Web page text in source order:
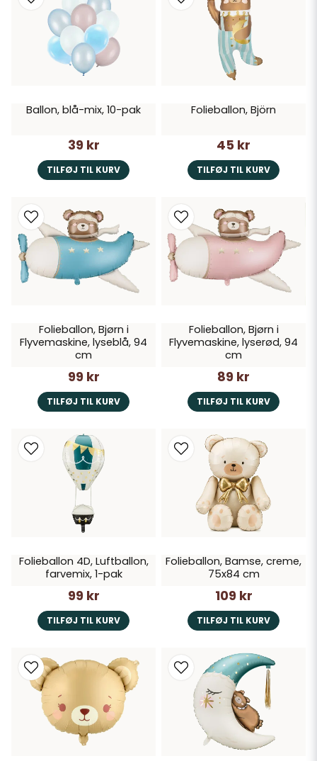
Ballon, blå-mix, 10-pak
39 kr
TILFØJ TIL KURV
Folieballon, Björn
45 kr
TILFØJ TIL KURV
Folieballon, Bjørn i
Flyvemaskine, lyseblå, 94
cm
99 kr
TILFØJ TIL KURV
Folieballon, Bjørn i
Flyvemaskine, lyserød, 94
cm
89 kr
TILFØJ TIL KURV
Folieballon 4D, Luftballon,
farvemix, 1-pak
99 kr
TILFØJ TIL KURV
Folieballon, Bamse, creme,
75x84 cm
109 kr
TILFØJ TIL KURV